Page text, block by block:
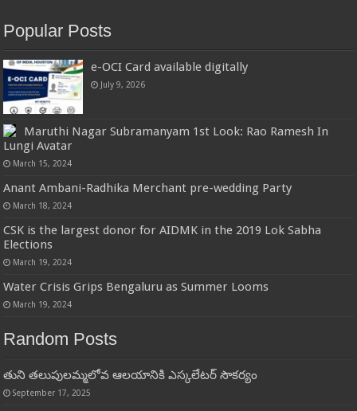
Popular Posts
e-OCI Card available digitally
July 9, 2026
Maruthi Nagar Subramanyam 1st Look: Rao Ramesh In
Lungi Avatar
March 15, 2024
Anant Ambani-Radhika Merchant pre-wedding Party
March 18, 2024
CSK is the largest donor for AIDMK in the 2019 Lok Sabha
Elections
March 19, 2024
Water Crisis Grips Bengaluru as Summer Looms
March 19, 2024
Random Posts
తుని తలుపులమ్మలోవ ఆలయానికి ఎస్కలేటర్ సౌకర్యం
September 17, 2025